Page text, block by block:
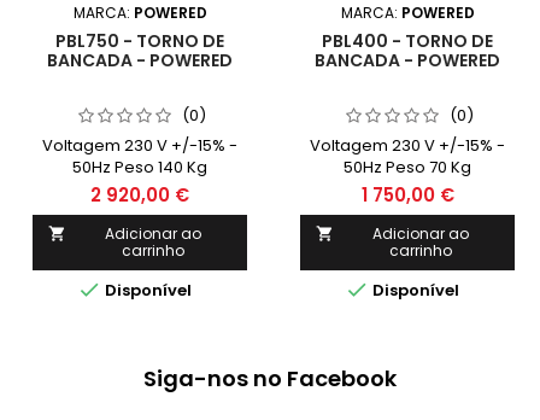
MARCA: POWERED
PBL750 - TORNO DE
BANCADA - POWERED
(0)
Voltagem 230 V +/-15% -
50Hz Peso 140 Kg
2 920,00 €

Adicionar ao
carrinho
 Disponível
MARCA: POWERED
PBL400 - TORNO DE
BANCADA - POWERED
(0)
Voltagem 230 V +/-15% -
50Hz Peso 70 Kg
1 750,00 €

Adicionar ao
carrinho
 Disponível
Siga-nos no Facebook